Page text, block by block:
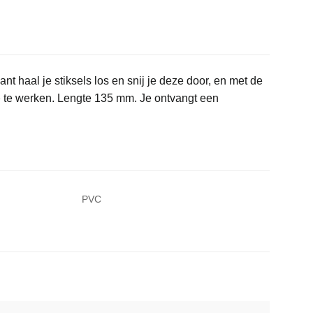
haal je stiksels los en snij je deze door, en met de
werken. Lengte 135 mm. Je ontvangt een
PVC